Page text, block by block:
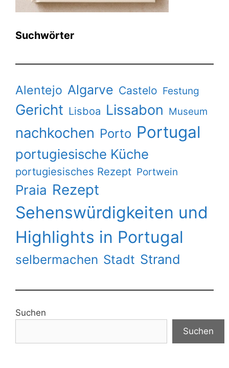
Suchwörter
Alentejo Algarve Castelo Festung
Gericht Lisboa Lissabon Museum
nachkochen Porto Portugal
portugiesische Küche
portugiesisches Rezept Portwein
Praia Rezept
Sehenswürdigkeiten und
Highlights in Portugal
selbermachen Stadt Strand
Suchen
Suchen